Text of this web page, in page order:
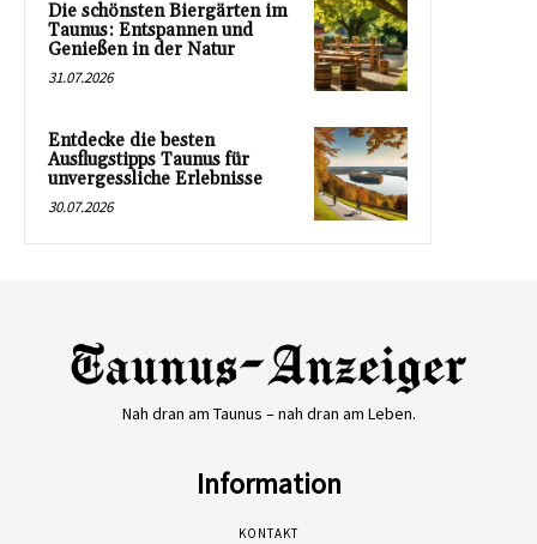
Die schönsten Biergärten im
Taunus: Entspannen und
Genießen in der Natur
31.07.2026
Entdecke die besten
Ausflugstipps Taunus für
unvergessliche Erlebnisse
30.07.2026
Nah dran am Taunus – nah dran am Leben.
Information
KONTAKT